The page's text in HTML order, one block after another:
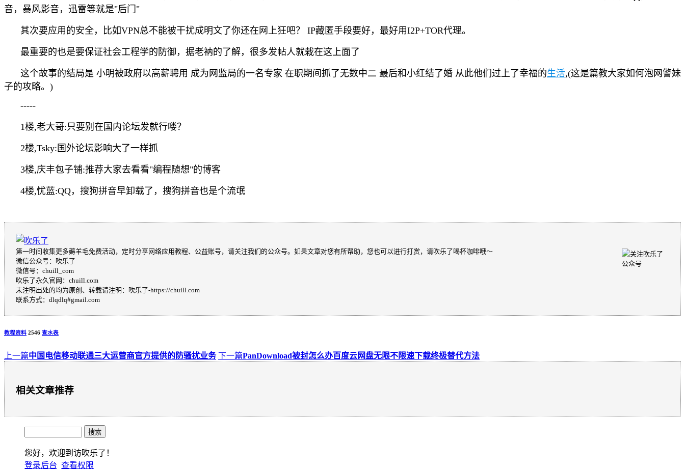
音，暴风影音，迅雷等就是"后门"
其次要应用的安全，比如VPN总不能被干扰成明文了你还在网上狂吧？ IP藏匿手段要好，最好用I2P+TOR代理。
最重要的也是要保证社会工程学的防御，据老衲的了解，很多发帖人就栽在这上面了
这个故事的结局是 小明被政府以高薪聘用 成为网监局的一名专家 在职期间抓了无数中二 最后和小红结了婚 从此他们过上了幸福的生活,(这是篇教大家如何泡网警妹
子的攻略。)
-----
1楼,老大哥:只要别在国内论坛发就行喽？
2楼,Tsky:国外论坛影响大了一样抓
3楼,庆丰包子铺:推荐大家去看看"编程随想"的博客
4楼,忧蓝:QQ，搜狗拼音早卸载了，搜狗拼音也是个流氓
第一时间收集更多薅羊毛免费活动，定时分享网络应用教程、公益账号，请关注我们的公众号。如果文章对您有所帮助，您也可以进行打赏，请吹乐了喝杯咖啡哦～
微信公众号：吹乐了
微信号：chuill_com
吹乐了永久官网：chuill.com
未注明出处的均为原创、转载请注明：吹乐了-https://chuill.com
联系方式：dlqdlq#gmail.com
教程资料 2546 查水表
上一篇中国电信移动联通三大运营商官方提供的防骚扰业务 下一篇PanDownload被封怎么办百度云网盘无限不限速下载终极替代方法
相关文章推荐
您好，欢迎到访吹乐了！
登录后台 查看权限